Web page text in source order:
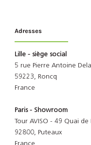
Adresses
Lille - siège social
5 rue Pierre Antoine
59223, Roncq
France
Paris - Showroom
Tour AVISO - 49 Quai
92800, Puteaux